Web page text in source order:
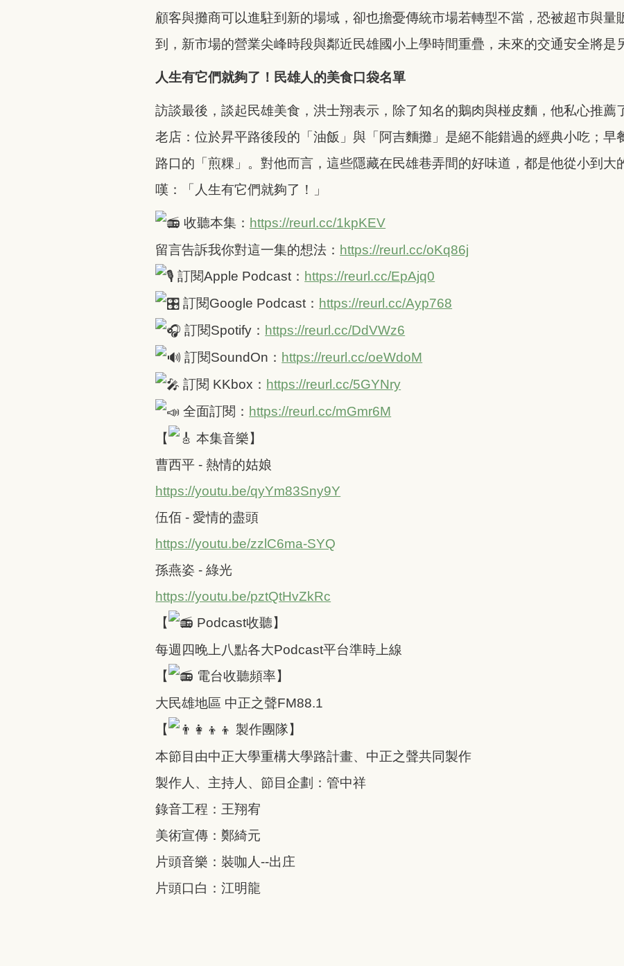
顧客與攤商可以進駐到新的場域，卻也擔憂傳統市場若轉型不當，恐被超市與量
到，新市場的營業尖峰時段與鄰近民雄國小上學時間重疊，未來的交通安全將是
人生有它們就夠了！民雄人的美食口袋名單
訪談最後，談起民雄美食，洪士翔表示，除了知名的鵝肉與椪皮麵，他私心推薦
老店：位於昇平路後段的「油飯」與「阿吉麵攤」是絕不能錯過的經典小吃；早
路口的「煎粿」。對他而言，這些隱藏在民雄巷弄間的好味道，都是他從小到大
嘆：「人生有它們就夠了！」
收聽本集： https://reurl.cc/1kpKEV
留言告訴我你對這一集的想法： https://reurl.cc/oKq86j
訂閱Apple Podcast： https://reurl.cc/EpAjq0
訂閱Google Podcast： https://reurl.cc/Ayp768
訂閱Spotify： https://reurl.cc/DdVWz6
訂閱SoundOn： https://reurl.cc/oeWdoM
訂閱 KKbox： https://reurl.cc/5GYNry
全面訂閱： https://reurl.cc/mGmr6M
【
本集音樂】
曹西平 - 熱情的姑娘
https://youtu.be/qyYm83Sny9Y
伍佰 - 愛情的盡頭
https://youtu.be/zzlC6ma-SYQ
孫燕姿 - 綠光
https://youtu.be/pztQtHvZkRc
【
Podcast收聽】
每週四晚上八點各大Podcast平台準時上線
【
電台收聽頻率】
大民雄地區 中正之聲FM88.1
【
製作團隊】
本節目由中正大學重構大學路計畫、中正之聲共同製作
製作人、主持人、節目企劃：管中祥
錄音工程：王翔宥
美術宣傳：鄭綺元
片頭音樂：裝咖人--出庄
片頭口白：江明龍